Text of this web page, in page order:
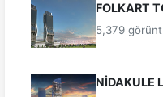
FOLKART
5,379
NİDAKULE